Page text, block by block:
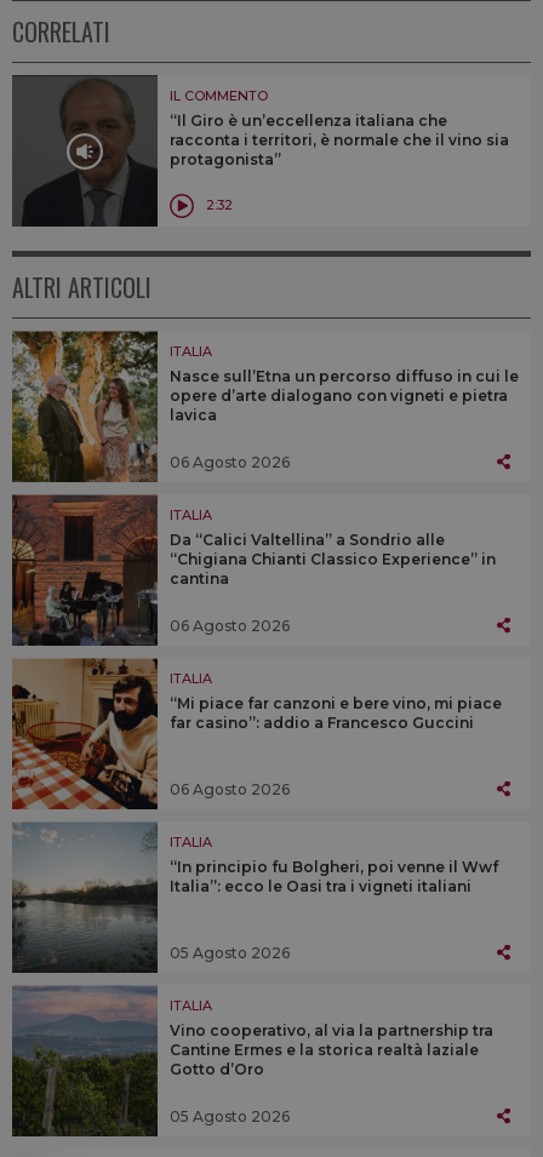
CORRELATI
IL COMMENTO
“Il Giro è un’eccellenza italiana che
racconta i territori, è normale che il vino sia
protagonista”
2:32
ALTRI ARTICOLI
ITALIA
Nasce sull’Etna un percorso diffuso in cui le
opere d’arte dialogano con vigneti e pietra
lavica
06 Agosto 2026
ITALIA
Da “Calici Valtellina” a Sondrio alle
“Chigiana Chianti Classico Experience” in
cantina
06 Agosto 2026
ITALIA
“Mi piace far canzoni e bere vino, mi piace
far casino”: addio a Francesco Guccini
06 Agosto 2026
ITALIA
“In principio fu Bolgheri, poi venne il Wwf
Italia”: ecco le Oasi tra i vigneti italiani
05 Agosto 2026
ITALIA
Vino cooperativo, al via la partnership tra
Cantine Ermes e la storica realtà laziale
Gotto d’Oro
05 Agosto 2026